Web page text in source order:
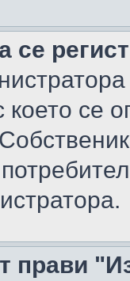
се
се
прави